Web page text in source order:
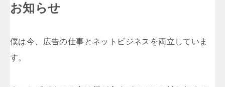
お知らせ
僕は今、広告の仕事とネットビジネスを両立していま
す。